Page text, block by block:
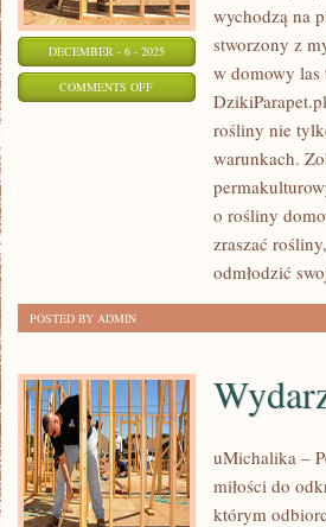
DECEMBER - 6 - 2025
COMMENTS OFFON
wychodzą na
stworzony z
w domowy las
rośliny nie
warunkach.
o rośliny
zraszać
odmłodzić
POSTED BY ADMIN
uMichalika –
miłości do
którym